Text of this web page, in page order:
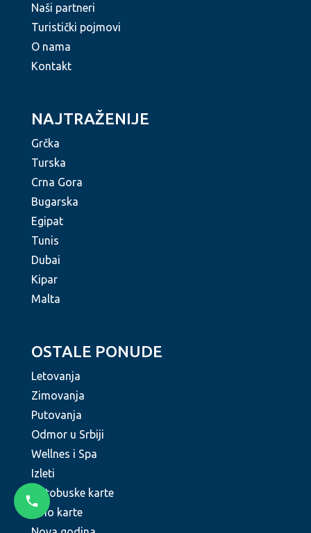
Naši partneri
Turistički pojmovi
O nama
Kontakt
NAJTRAŽENIJE
Grčka
Turska
Crna Gora
Bugarska
Egipat
Tunis
Dubai
Kipar
Malta
OSTALE PONUDE
Letovanja
Zimovanja
Putovanja
Odmor u Srbiji
Wellnes i Spa
Izleti
Autobuske karte
Avio karte